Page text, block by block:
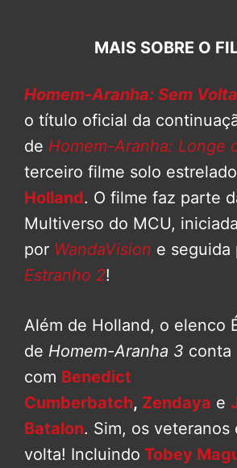
MAIS SOBRE O
Homem-Aranha: Sem
o título oficial da
de Homem-Aranha: Longe
terceiro filme solo
Holland. O filme faz parte
Multiverso do MCU, iniciada
por WandaVision e seguida
Estranho 2!
Além de Holland, o elenco
de Homem-Aranha 3 conta
com Benedict
Cumberbatch, Zendaya e
Batalon. Sim, os veteranos
volta! Incluindo Tobey